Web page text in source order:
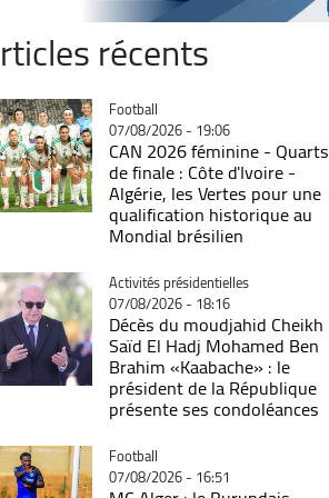
récents
Catégorie
Football
07/08/2026 - 19:06
CAN 2026 féminine - Quarts
de finale : Côte d'Ivoire -
Algérie, les Vertes pour une
qualification historique au
Mondial brésilien
Catégorie
Activités présidentielles
07/08/2026 - 18:16
Décès du moudjahid Cheikh
Saïd El Hadj Mohamed Ben
Brahim «Kaabache» : le
président de la République
présente ses condoléances
Catégorie
Football
07/08/2026 - 16:51